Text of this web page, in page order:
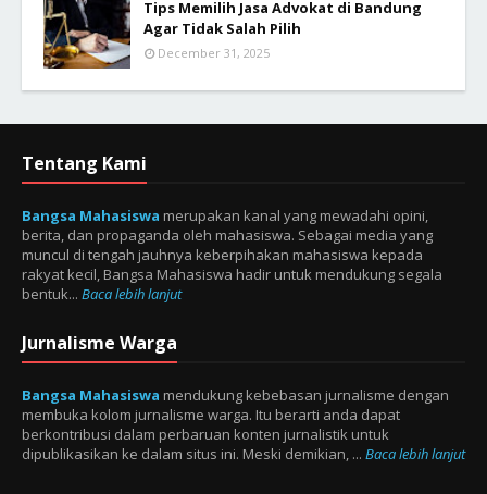
Tips Memilih Jasa Advokat di Bandung
Agar Tidak Salah Pilih
December 31, 2025
Tentang Kami
Bangsa Mahasiswa merupakan kanal yang mewadahi opini,
berita, dan propaganda oleh mahasiswa. Sebagai media yang
muncul di tengah jauhnya keberpihakan mahasiswa kepada
rakyat kecil, Bangsa Mahasiswa hadir untuk mendukung segala
bentuk... Baca lebih lanjut
Jurnalisme Warga
Bangsa Mahasiswa mendukung kebebasan jurnalisme dengan
membuka kolom jurnalisme warga. Itu berarti anda dapat
berkontribusi dalam perbaruan konten jurnalistik untuk
dipublikasikan ke dalam situs ini. Meski demikian, ... Baca lebih lanjut